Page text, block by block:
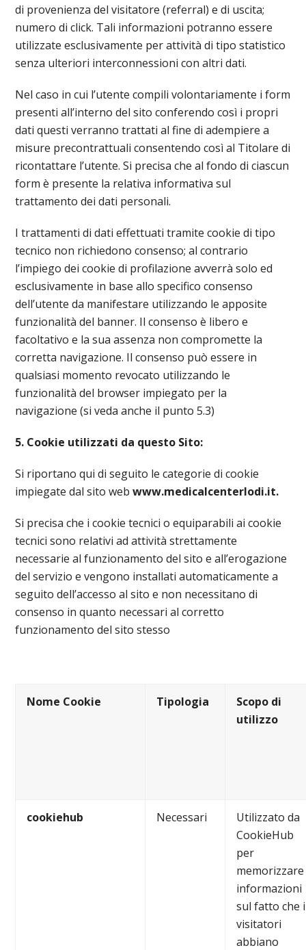
di provenienza del visitatore (referral) e di uscita;
numero di click. Tali informazioni potranno essere
utilizzate esclusivamente per attività di tipo statistico
senza ulteriori interconnessioni con altri dati.
Nel caso in cui l’utente compili volontariamente i form
presenti all’interno del sito conferendo così i propri
dati questi verranno trattati al fine di adempiere a
misure precontrattuali consentendo così al Titolare di
ricontattare l’utente. Si precisa che al fondo di ciascun
form è presente la relativa informativa sul
trattamento dei dati personali.
I trattamenti di dati effettuati tramite cookie di tipo
tecnico non richiedono consenso; al contrario
l’impiego dei cookie di profilazione avverrà solo ed
esclusivamente in base allo specifico consenso
dell’utente da manifestare utilizzando le apposite
funzionalità del banner. Il consenso è libero e
facoltativo e la sua assenza non compromette la
corretta navigazione. Il consenso può essere in
qualsiasi momento revocato utilizzando le
funzionalità del browser impiegato per la
navigazione (si veda anche il punto 5.3)
5. Cookie utilizzati da questo Sito:
Si riportano qui di seguito le categorie di cookie
impiegate dal sito webwww.medicalcenterlodi.it.
Si precisa che i cookie tecnici o equiparabili ai cookie
tecnici sono relativi ad attività strettamente
necessarie al funzionamento del sito e all’erogazione
del servizio e vengono installati automaticamente a
seguito dell’accesso al sito e non necessitano di
consenso in quanto necessari al corretto
funzionamento del sito stesso
Nome Cookie Tipologia
Scopo di
utilizzo
cookiehub Necessari
Utilizzato da
CookieHub
per
memorizzare
informazioni
sul fatto che i
visitatori
abbiano